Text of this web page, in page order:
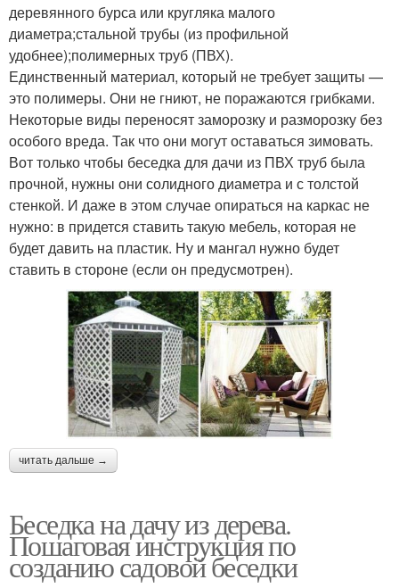
деревянного бурса или кругляка малого
диаметра;стальной трубы (из профильной
удобнее);полимерных труб (ПВХ).
Единственный материал, который не требует защиты —
это полимеры. Они не гниют, не поражаются грибками.
Некоторые виды переносят заморозку и разморозку без
особого вреда. Так что они могут оставаться зимовать.
Вот только чтобы беседка для дачи из ПВХ труб была
прочной, нужны они солидного диаметра и с толстой
стенкой. И даже в этом случае опираться на каркас не
нужно: в придется ставить такую мебель, которая не
будет давить на пластик. Ну и мангал нужно будет
ставить в стороне (если он предусмотрен).
читать дальше →
Беседка на дачу из дерева.
Пошаговая инструкция по
созданию садовой беседки